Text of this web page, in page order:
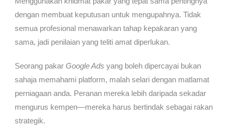
dengan membuat keputusan untuk mengupahnya. Tidak
semua profesional menawarkan tahap kepakaran yang
sama, jadi penilaian yang teliti amat diperlukan.
Seorang pakar Google Ads yang boleh dipercayai bukan
sahaja memahami platform, malah selari dengan matlamat
perniagaan anda. Peranan mereka lebih daripada sekadar
mengurus kempen—mereka harus bertindak sebagai rakan
strategik.